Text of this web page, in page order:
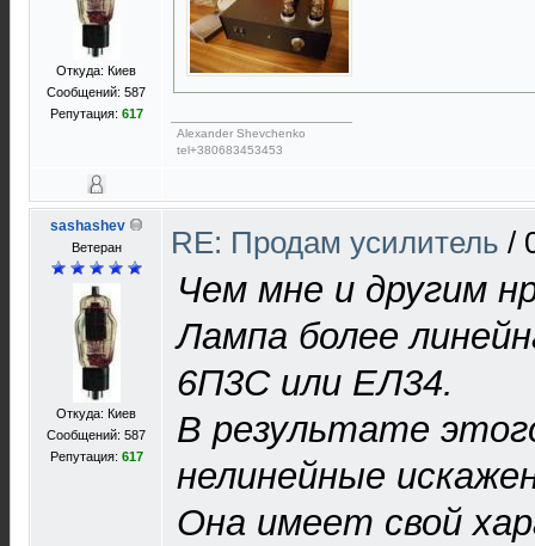
Откуда: Киев
Сообщений: 587
Репутация: 617
Alexander Shevchenko
tel+380683453453
sashashev
Ветеран
Откуда: Киев
Сообщений: 587
Репутация: 617
RE: Продам усилитель /
Чем мне и другим
Лампа более
6П3С или ЕЛ34.
В результате
нелинейные
Она имеет свой